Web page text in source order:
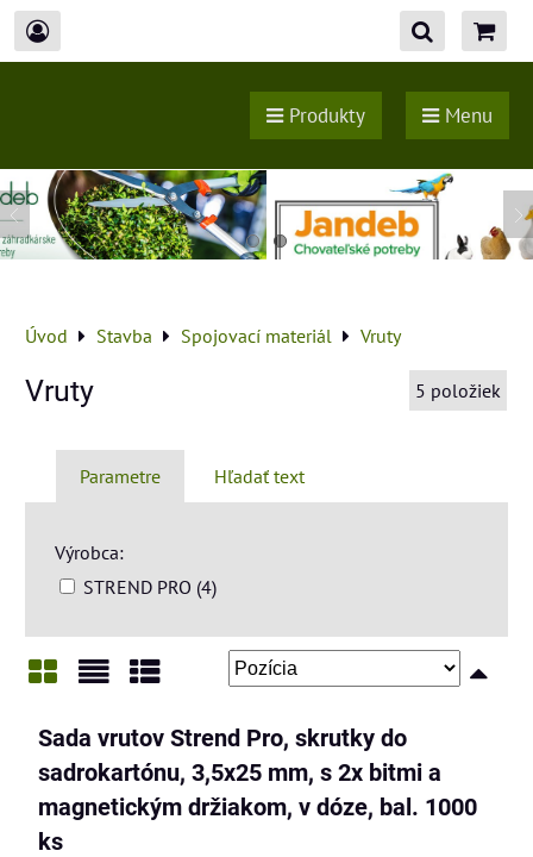
Produkty Menu
Úvod Stavba Spojovací materiál Vruty
Vruty 5 položiek
Parametre Hľadať text
Výrobca:
STREND PRO (4)
Sada vrutov Strend Pro, skrutky do
sadrokartónu, 3,5x25 mm, s 2x bitmi a
magnetickým držiakom, v dóze, bal. 1000
ks